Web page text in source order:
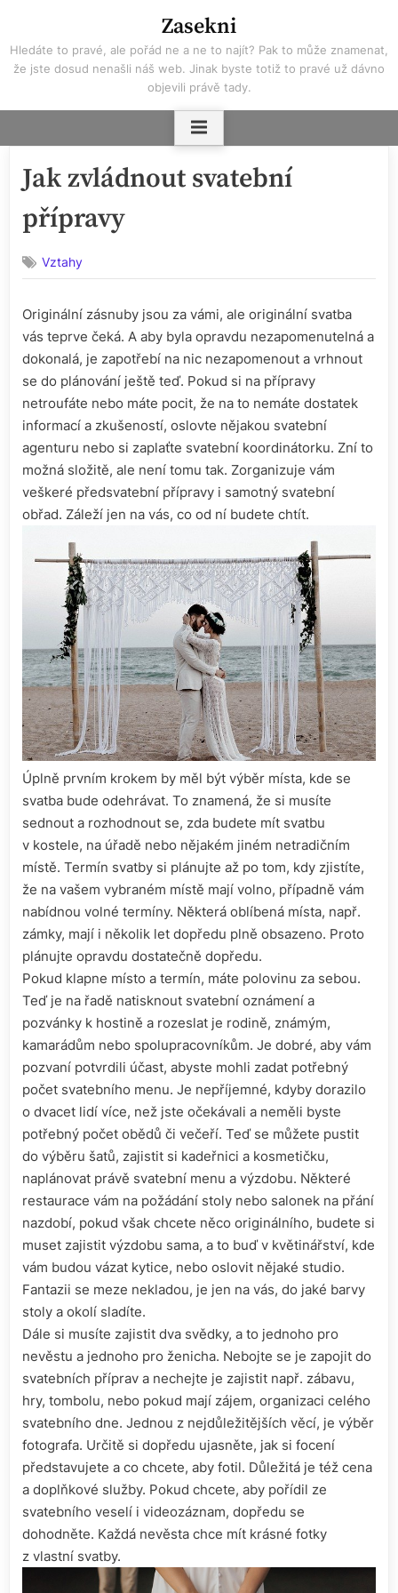
content
Zasekni
Hledáte to pravé, ale pořád ne a ne to najít? Pak to může znamenat,
že jste dosud nenašli náš web. Jinak byste totiž to pravé už dávno
objevili právě tady.
Jak zvládnout svatební
přípravy
Vztahy
Originální zásnuby jsou za vámi, ale originální svatba
vás teprve čeká. A aby byla opravdu nezapomenutelná a
dokonalá, je zapotřebí na nic nezapomenout a vrhnout
se do plánování ještě teď. Pokud si na přípravy
netroufáte nebo máte pocit, že na to nemáte dostatek
informací a zkušeností, oslovte nějakou svatební
agenturu nebo si zaplaťte svatební koordinátorku. Zní to
možná složitě, ale není tomu tak. Zorganizuje vám
veškeré předsvatební přípravy i samotný svatební
obřad. Záleží jen na vás, co od ní budete chtít.
Úplně prvním krokem by měl být výběr místa, kde se
svatba bude odehrávat. To znamená, že si musíte
sednout a rozhodnout se, zda budete mít svatbu
v kostele, na úřadě nebo nějakém jiném netradičním
místě. Termín svatby si plánujte až po tom, kdy zjistíte,
že na vašem vybraném místě mají volno, případně vám
nabídnou volné termíny. Některá oblíbená místa, např.
zámky, mají i několik let dopředu plně obsazeno. Proto
plánujte opravdu dostatečně dopředu.
Pokud klapne místo a termín, máte polovinu za sebou.
Teď je na řadě natisknout svatební oznámení a
pozvánky k hostině a rozeslat je rodině, známým,
kamarádům nebo spolupracovníkům. Je dobré, aby vám
pozvaní potvrdili účast, abyste mohli zadat potřebný
počet svatebního menu. Je nepříjemné, kdyby dorazilo
o dvacet lidí více, než jste očekávali a neměli byste
potřebný počet obědů či večeří. Teď se můžete pustit
do výběru šatů, zajistit si kadeřnici a kosmetičku,
naplánovat právě svatební menu a výzdobu. Některé
restaurace vám na požádání stoly nebo salonek na přání
nazdobí, pokud však chcete něco originálního, budete si
muset zajistit výzdobu sama, a to buď v květinářství, kde
vám budou vázat kytice, nebo oslovit nějaké studio.
Fantazii se meze nekladou, je jen na vás, do jaké barvy
stoly a okolí sladíte.
Dále si musíte zajistit dva svědky, a to jednoho pro
nevěstu a jednoho pro ženicha. Nebojte se je zapojit do
svatebních příprav a nechejte je zajistit např. zábavu,
hry, tombolu, nebo pokud mají zájem, organizaci celého
svatebního dne. Jednou z nejdůležitějších věcí, je výběr
fotografa. Určitě si dopředu ujasněte, jak si focení
představujete a co chcete, aby fotil. Důležitá je též cena
a doplňkové služby. Pokud chcete, aby pořídil ze
svatebního veselí i videozáznam, dopředu se
dohodněte. Každá nevěsta chce mít krásné fotky
z vlastní svatby.